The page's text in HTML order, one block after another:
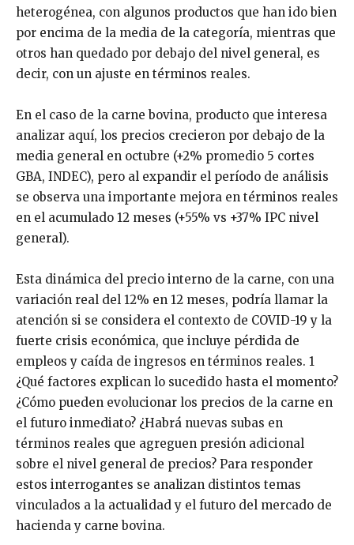
heterogénea, con algunos productos que han ido bien
por encima de la media de la categoría, mientras que
otros han quedado por debajo del nivel general, es
decir, con un ajuste en términos reales.
En el caso de la carne bovina, producto que interesa
analizar aquí, los precios crecieron por debajo de la
media general en octubre (+2% promedio 5 cortes
GBA, INDEC), pero al expandir el período de análisis
se observa una importante mejora en términos reales
en el acumulado 12 meses (+55% vs +37% IPC nivel
general).
Esta dinámica del precio interno de la carne, con una
variación real del 12% en 12 meses, podría llamar la
atención si se considera el contexto de COVID-19 y la
fuerte crisis económica, que incluye pérdida de
empleos y caída de ingresos en términos reales. 1
¿Qué factores explican lo sucedido hasta el momento?
¿Cómo pueden evolucionar los precios de la carne en
el futuro inmediato? ¿Habrá nuevas subas en
términos reales que agreguen presión adicional
sobre el nivel general de precios? Para responder
estos interrogantes se analizan distintos temas
vinculados a la actualidad y el futuro del mercado de
hacienda y carne bovina.